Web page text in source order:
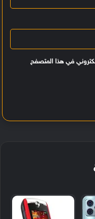
في هذا المتصفح